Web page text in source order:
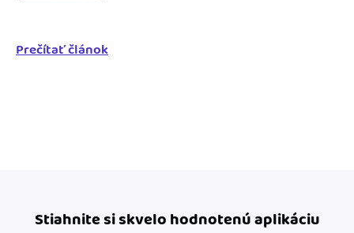
Prečítať článok
Stiahnite si skvelo hodnotenú aplikáciu